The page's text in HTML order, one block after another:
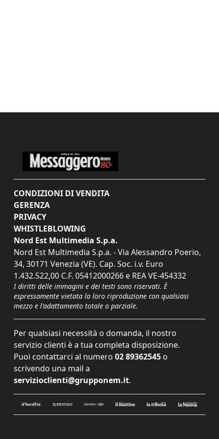
CONDIZIONI DI VENDITA
GERENZA
PRIVACY
WHISTLEBLOWING
Nord Est Multimedia S.p.a.
Nord Est Multimedia S.p.a. - Via Alessandro Poerio,
34, 30171 Venezia (VE). Cap. Soc. i.v. Euro
1.432.522,00 C.F. 05412000266 e REA VE-454332
I diritti delle immagini e dei testi sono riservati. È
espressamente vietata la loro riproduzione con qualsiasi
mezzo e l'adattamento totale o parziale.
Per qualsiasi necessità o domanda, il nostro
servizio clienti è a tua completa disposizione.
Puoi contattarci al numero 02 89362545 o
scrivendo una mail a
servizioclienti@grupponem.it.